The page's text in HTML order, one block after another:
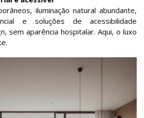
iluminação natural abundante,
e soluções de acessibilidade
sem aparência hospitalar. Aqui, o luxo